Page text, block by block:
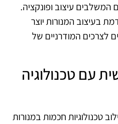
המשלבים עיצוב ופונקציה.
בעיצוב המנורות יוצר
לצרכים המודרניים של
עם טכנולוגיה
טכנולוגיות חכמות במנורות